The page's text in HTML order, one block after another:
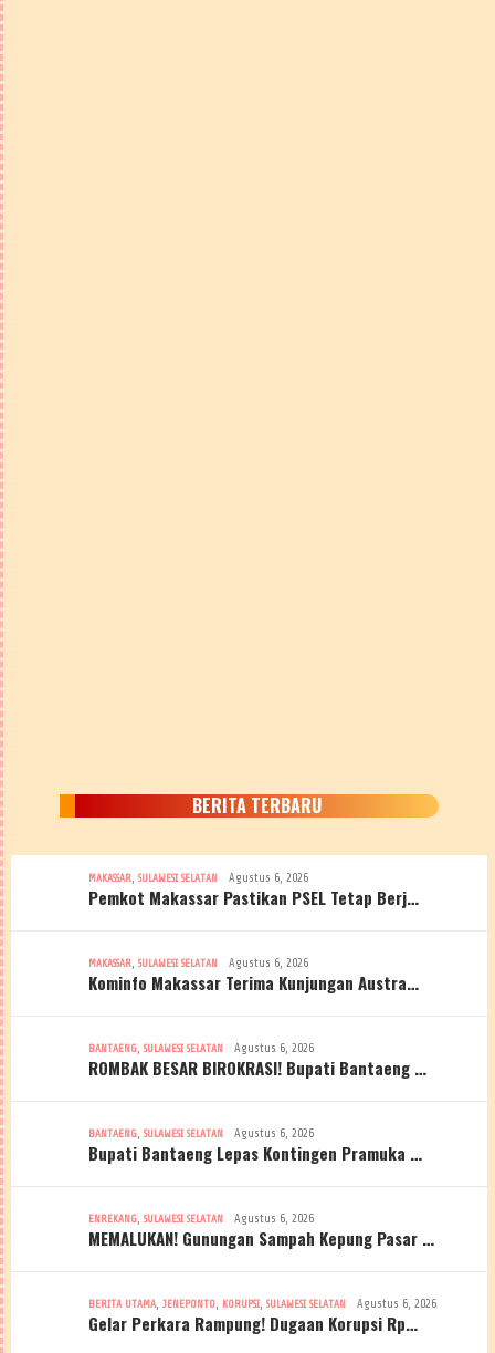
BERITA TERBARU
MAKASSAR, SULAWESI SELATAN Agustus 6, 2026
Pemkot Makassar Pastikan PSEL Tetap Berj…
MAKASSAR, SULAWESI SELATAN Agustus 6, 2026
Kominfo Makassar Terima Kunjungan Austra…
BANTAENG, SULAWESI SELATAN Agustus 6, 2026
ROMBAK BESAR BIROKRASI! Bupati Bantaeng …
BANTAENG, SULAWESI SELATAN Agustus 6, 2026
Bupati Bantaeng Lepas Kontingen Pramuka …
ENREKANG, SULAWESI SELATAN Agustus 6, 2026
MEMALUKAN! Gunungan Sampah Kepung Pasar …
BERITA UTAMA, JENEPONTO, KORUPSI, SULAWESI SELATAN Agustus 6, 2026
Gelar Perkara Rampung! Dugaan Korupsi Rp…